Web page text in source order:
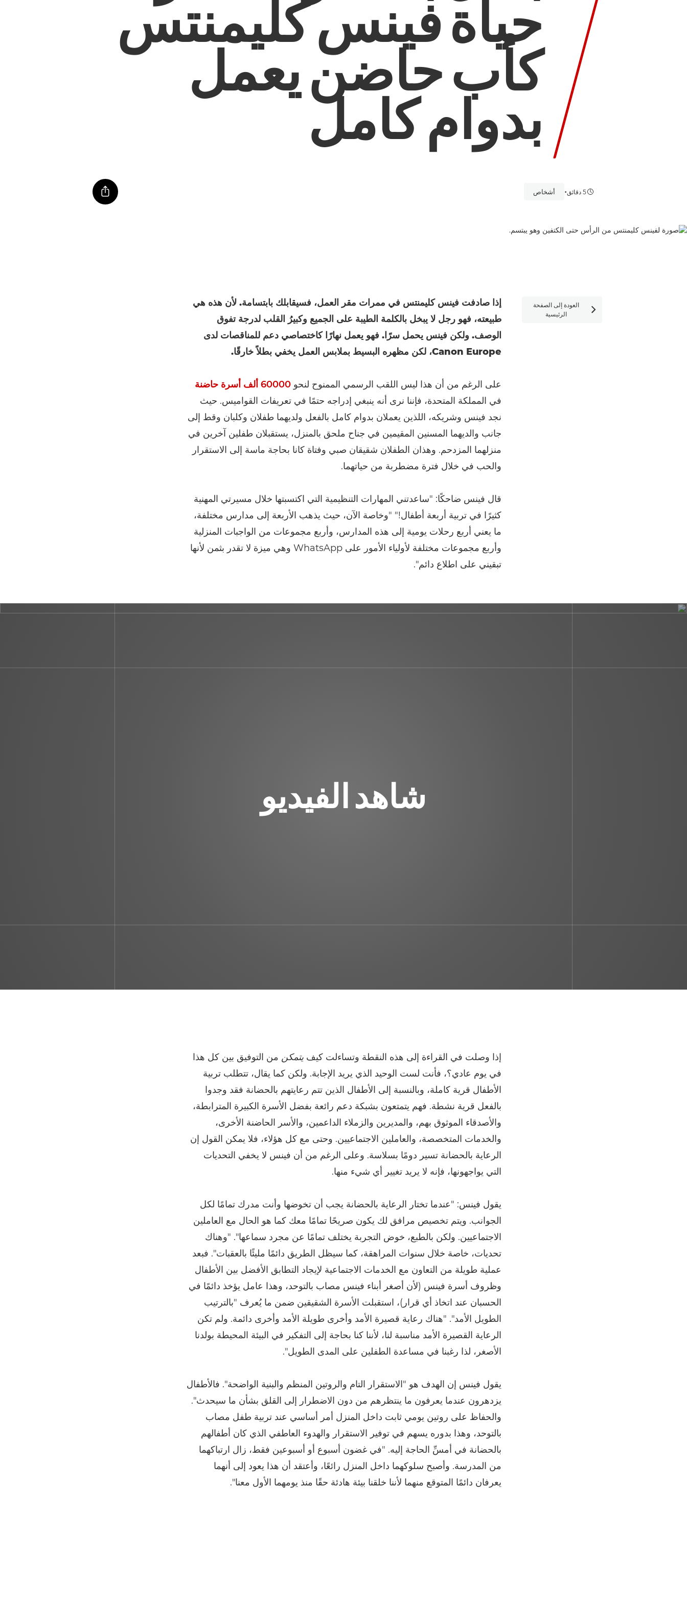
حياة فينس كليمنتس
كأب حاضن يعمل
بدوام كامل
5 دقائق • أشخاص

العودة إلى الصفحة
الرئيسية
إذا صادفت فينس كليمنتس في ممرات مقر العمل، فسيقابلك بابتسامة. لأن هذه هي
طبيعته، فهو رجل لا يبخل بالكلمة الطيبة على الجميع وكبيرُ القلب لدرجة تفوق
الوصف. ولكن فينس يحمل سرًا. فهو يعمل نهارًا كاختصاصي دعم للمناقصات لدى
Canon Europe، لكن مظهره البسيط بملابس العمل يخفي بطلاً خارقًا.
على الرغم من أن هذا ليس اللقب الرسمي الممنوح لنحو60000 ألف أسرة حاضنة
في المملكة المتحدة، فإننا نرى أنه ينبغي إدراجه حتمًا في تعريفات القواميس. حيث
نجد فينس وشريكه، اللذين يعملان بدوام كامل بالفعل ولديهما طفلان وكلبان وقط إلى
جانب والديهما المسنين المقيمين في جناح ملحق بالمنزل، يستقبلان طفلين آخرين في
منزلهما المزدحم. وهذان الطفلان شقيقان صبي وفتاة كانا بحاجة ماسة إلى الاستقرار
والحب في خلال فترة مضطربة من حياتهما.
قال فينس ضاحكًا: "ساعدتني المهارات التنظيمية التي اكتسبتها خلال مسيرتي المهنية
كثيرًا في تربية أربعة أطفال!" "وخاصة الآن، حيث يذهب الأربعة إلى مدارس مختلفة،
ما يعني أربع رحلات يومية إلى هذه المدارس، وأربع مجموعات من الواجبات المنزلية
وأربع مجموعات مختلفة لأولياء الأمور على WhatsApp وهي ميزة لا تقدر بثمن لأنها
تبقيني على اطلاع دائم".
شاهد الفيديو
إذا وصلت في القراءة إلى هذه النقطة وتساءلت كيفيتمكن من التوفيق بين كل هذا
في يوم عادي؟، فأنت لست الوحيد الذي يريد الإجابة. ولكن كما يقال، تتطلب تربية
الأطفال قرية كاملة، وبالنسبة إلى الأطفال الذين تتم رعايتهم بالحضانة فقد وجدوا
بالفعل قرية نشطة. فهم يتمتعون بشبكة دعم رائعة بفضل الأسرة الكبيرة المترابطة،
والأصدقاء الموثوق بهم، والمديرين والزملاء الداعمين، والأسر الحاضنة الأخرى،
والخدمات المتخصصة، والعاملين الاجتماعيين. وحتى مع كل هؤلاء، فلا يمكن القول إن
الرعاية بالحضانة تسير دومًا بسلاسة. وعلى الرغم من أن فينس لا يخفي التحديات
التي يواجهونها، فإنه لا يريد تغيير أي شيء منها.
يقول فينس: "عندما تختار الرعاية بالحضانة يجب أن تخوضها وأنت مدرك تمامًا لكل
الجوانب. ويتم تخصيص مرافق لك يكون صريحًا تمامًا معك كما هو الحال مع العاملين
الاجتماعيين. ولكن بالطبع، خوض التجربة يختلف تمامًا عن مجرد سماعها". "وهناك
تحديات، خاصة خلال سنوات المراهقة، كما سيظل الطريق دائمًا مليئًا بالعقبات". فبعد
عملية طويلة من التعاون مع الخدمات الاجتماعية لإيجاد التطابق الأفضل بين الأطفال
وظروف أسرة فينس (لأن أصغر أبناء فينس مصاب بالتوحد، وهذا عامل يؤخذ دائمًا في
الحسبان عند اتخاذ أي قرار)، استقبلت الأسرة الشقيقين ضمن ما يُعرف "بالترتيب
الطويل الأمد". "هناك رعاية قصيرة الأمد وأخرى طويلة الأمد وأخرى دائمة. ولم تكن
الرعاية القصيرة الأمد مناسبة لنا، لأننا كنا بحاجة إلى التفكير في البيئة المحيطة بولدنا
الأصغر، لذا رغبنا في مساعدة الطفلين على المدى الطويل".
يقول فينس إن الهدف هو "الاستقرار التام والروتين المنظم والبنية الواضحة". فالأطفال
يزدهرون عندما يعرفون ما ينتظرهم من دون الاضطرار إلى القلق بشأن ما سيحدث".
والحفاظ على روتين يومي ثابت داخل المنزل أمر أساسي عند تربية طفل مصاب
بالتوحد، وهذا بدوره يسهم في توفير الاستقرار والهدوء العاطفي الذي كان أطفالهم
بالحضانة في أمسِّ الحاجة إليه. "في غضون أسبوع أو أسبوعين فقط، زال ارتباكهما
من المدرسة. وأصبح سلوكهما داخل المنزل رائعًا، وأعتقد أن هذا يعود إلى أنهما
يعرفان دائمًا المتوقع منهما لأننا خلقنا بيئة هادئة حقًا منذ يومهما الأول معنا".